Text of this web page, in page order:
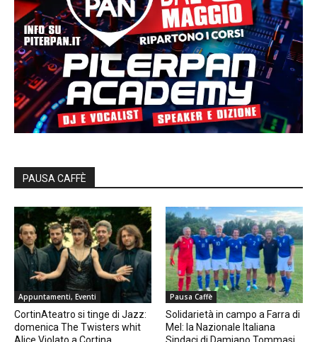
PAUSA CAFFÈ
Appuntamenti, Eventi
CortinAteatro si tinge di Jazz:
domenica The Twisters whit
Alice Violato a Cortina
Pausa Caffè
Solidarietà in campo a Farra di
Mel: la Nazionale Italiana
Sindaci di Damiano Tommasi